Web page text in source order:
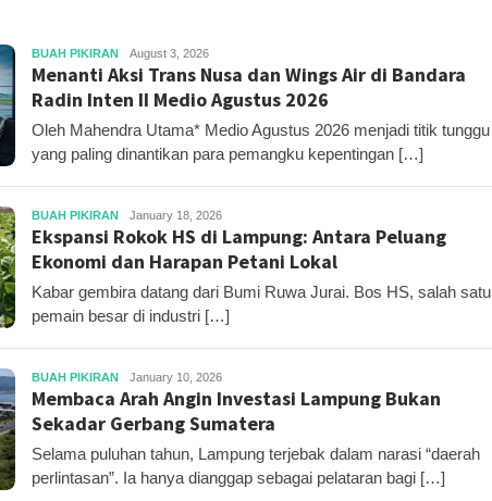
BUAH PIKIRANEditor
August 3, 2026
Menanti Aksi Trans Nusa dan Wings Air di Bandara
Radin Inten II Medio Agustus 2026
Oleh Mahendra Utama* Medio Agustus 2026 menjadi titik tunggu
yang paling dinantikan para pemangku kepentingan […]
BUAH PIKIRANEditor
January 18, 2026
Ekspansi Rokok HS di Lampung: Antara Peluang
Ekonomi dan Harapan Petani Lokal
Kabar gembira datang dari Bumi Ruwa Jurai. Bos HS, salah satu
pemain besar di industri […]
BUAH PIKIRANEditor
January 10, 2026
Membaca Arah Angin Investasi Lampung Bukan
Sekadar Gerbang Sumatera
Selama puluhan tahun, Lampung terjebak dalam narasi “daerah
perlintasan”. Ia hanya dianggap sebagai pelataran bagi […]